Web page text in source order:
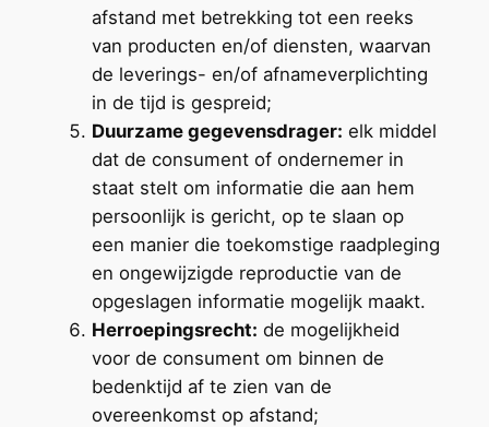
afstand met betrekking tot een reeks
van producten en/of diensten, waarvan
de leverings- en/of afnameverplichting
in de tijd is gespreid;
Duurzame gegevensdrager: elk middel
dat de consument of ondernemer in
staat stelt om informatie die aan hem
persoonlijk is gericht, op te slaan op
een manier die toekomstige raadpleging
en ongewijzigde reproductie van de
opgeslagen informatie mogelijk maakt.
Herroepingsrecht: de mogelijkheid
voor de consument om binnen de
bedenktijd af te zien van de
overeenkomst op afstand;